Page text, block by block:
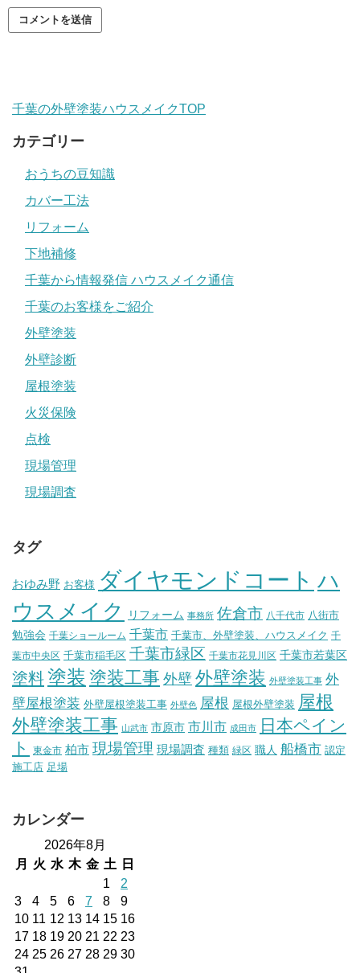
千葉の外壁塗装ハウスメイクTOP
カテゴリー
おうちの豆知識
カバー工法
リフォーム
下地補修
千葉から情報発信 ハウスメイク通信
千葉のお客様をご紹介
外壁塗装
外壁診断
屋根塗装
火災保険
点検
現場管理
現場調査
タグ
おゆみ野 お客様 ダイヤモンドコート ハ
ウスメイク
リフォーム 事務所 佐倉市 八千代市 八街市
勉強会 千葉ショールーム 千葉市 千葉市、外壁塗装、ハウスメイク 千
葉市中央区 千葉市稲毛区 千葉市緑区 千葉市花見川区 千葉市若葉区
塗料塗装 塗装工事 外壁 外壁塗装 外壁塗装工事 外
壁屋根塗装 外壁屋根塗装工事 外壁色 屋根 屋根外壁塗装 屋根
外壁塗装工事 山武市 市原市 市川市 成田市
日本ペイン
ト
東金市 柏市 現場管理 現場調査 種類 緑区 職人 船橋市 認定
施工店 足場
カレンダー
2026年8月
月
火 水 木 金 土
日
1
2
3
4 5 6 7 8
9
10 11 12 13 14 15 16
17 18 19 20 21 22 23
24 25 26 27 28 29 30